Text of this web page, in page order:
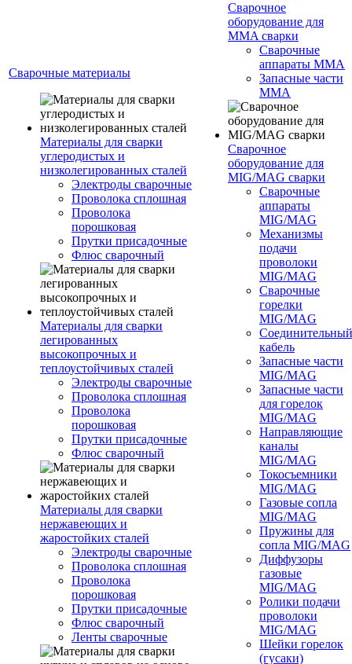
Сварочные материалы
Материалы для сварки
углеродистых и
низколегированных сталей
Электроды сварочные
Проволока сплошная
Проволока
порошковая
Прутки присадочные
Флюс сварочный
Материалы для сварки
легированных
высокопрочных и
теплоустойчивых сталей
Электроды сварочные
Проволока сплошная
Проволока
порошковая
Прутки присадочные
Флюс сварочный
Материалы для сварки
нержавеющих и
жаростойких сталей
Электроды сварочные
Проволока сплошная
Проволока
порошковая
Прутки присадочные
Флюс сварочный
Ленты сварочные
Сварочное
оборудование для
MMA сварки
Сварочные
аппараты MMA
Запасные части
MMA
Сварочное
оборудование для
MIG/MAG сварки
Сварочные
аппараты
MIG/MAG
Механизмы
подачи
проволоки
MIG/MAG
Сварочные
горелки
MIG/MAG
Соединительный
кабель
Запасные части
MIG/MAG
Запасные части
для горелок
MIG/MAG
Направляющие
каналы
MIG/MAG
Токосъемники
MIG/MAG
Газовые сопла
MIG/MAG
Пружины для
сопла MIG/MAG
Диффузоры
газовые
MIG/MAG
Ролики подачи
проволоки
MIG/MAG
Шейки горелок
(гусаки)